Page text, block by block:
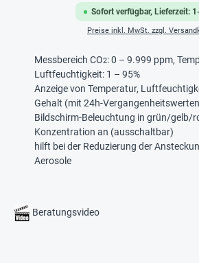
Sofort verfügbar, Lieferzeit:
Preise inkl. MwSt. zzgl.
Messbereich CO2: 0 – 9.999 ppm,
Luftfeuchtigkeit: 1 – 95%
Anzeige von Temperatur,
Gehalt (mit 24h-
Bildschirm-Beleuchtung in grün/gelb/
Konzentration an (ausschaltbar)
hilft bei der Reduzierung der
Aerosole
Beratungsvideo